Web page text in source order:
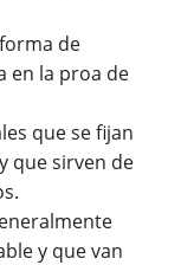
de
en la proa de
que se fijan
que sirven de
y que van